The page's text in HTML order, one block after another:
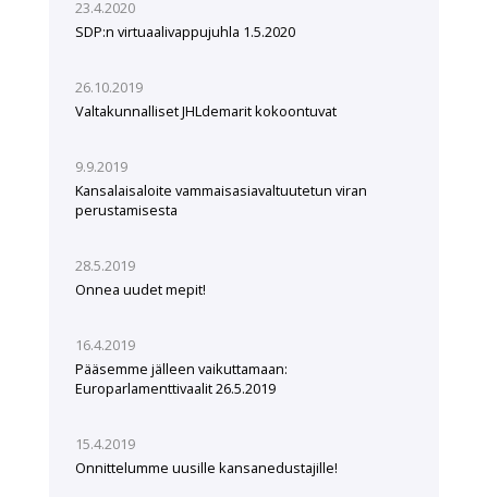
23.4.2020
SDP:n virtuaalivappujuhla 1.5.2020
26.10.2019
Valtakunnalliset JHLdemarit kokoontuvat
9.9.2019
Kansalaisaloite vammaisasiavaltuutetun viran
perustamisesta
28.5.2019
Onnea uudet mepit!
16.4.2019
Pääsemme jälleen vaikuttamaan:
Europarlamenttivaalit 26.5.2019
15.4.2019
Onnittelumme uusille kansanedustajille!